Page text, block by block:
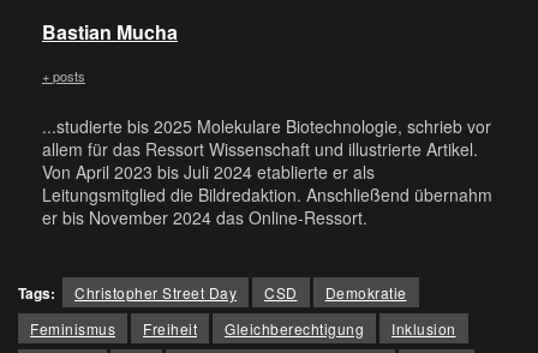
Bastian Mucha
+ posts
...studierte bis 2025 Molekulare Biotechnologie, schrieb vor
allem für das Ressort Wissenschaft und illustrierte Artikel.
Von April 2023 bis Juli 2024 etablierte er als
Leitungsmitglied die Bildredaktion. Anschließend übernahm
er bis November 2024 das Online-Ressort.
Tags: Christopher Street Day CSD
Demokratie
Feminismus
Freiheit Gleichberechtigung
Inklusion